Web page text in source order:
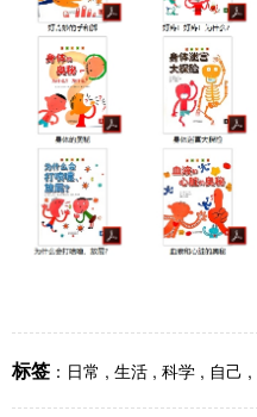
标签 ： 日常 , 生活 , 科学 , 自己 ,